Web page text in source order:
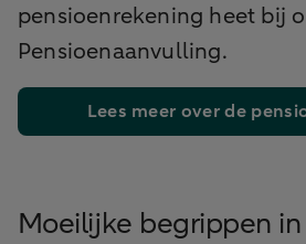
pensioenrekening heet bij
Pensioenaanvulling.
Lees meer over de
Moeilijke begrippen